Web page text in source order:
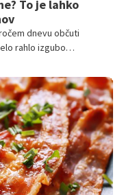
To je lahko
dnevu občuti
rahlo izgubo